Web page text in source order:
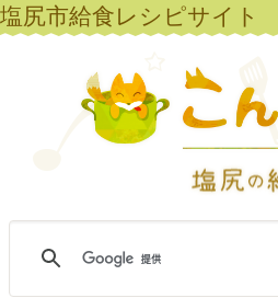
塩尻市給食レシピサイト